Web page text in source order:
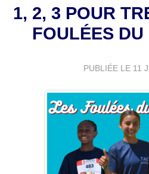
1, 2, 3 POUR
FOULÉES DU
PUBLIÉE LE 11